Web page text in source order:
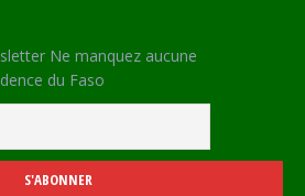
Ne manquez aucune
du Faso